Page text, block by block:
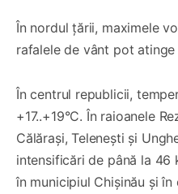
În nordul țării, maximele
rafalele de vânt pot
În centrul republicii,
+17..+19°C. În raioanele
Călărași, Telenești și
intensificări de până la
în municipiul Chișinău și